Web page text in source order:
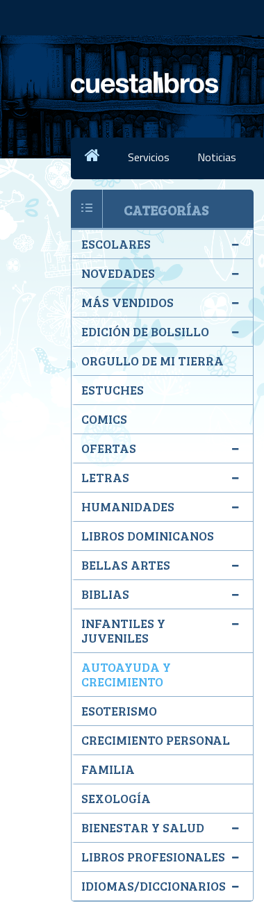
Servicios Noticias
CATEGORÍAS
ESCOLARES
NOVEDADES
MÁS VENDIDOS
EDICIÓN DE BOLSILLO
ORGULLO DE MI TIERRA
ESTUCHES
COMICS
OFERTAS
LETRAS
HUMANIDADES
LIBROS DOMINICANOS
BELLAS ARTES
BIBLIAS
INFANTILES Y
JUVENILES
AUTOAYUDA Y
CRECIMIENTO
ESOTERISMO
CRECIMIENTO PERSONAL
FAMILIA
SEXOLOGÍA
BIENESTAR Y SALUD
LIBROS PROFESIONALES
IDIOMAS/DICCIONARIOS